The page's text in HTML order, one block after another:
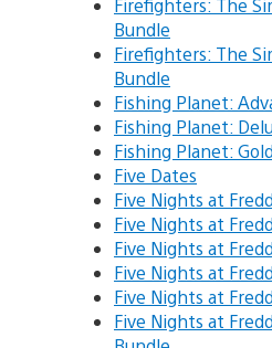
Bundle
Firefighters: The
Bundle
Fishing Planet:
Fishing Planet:
Fishing Planet:
Five Dates
Five Nights at
Five Nights at
Five Nights at
Five Nights at
Five Nights at
Five Nights at